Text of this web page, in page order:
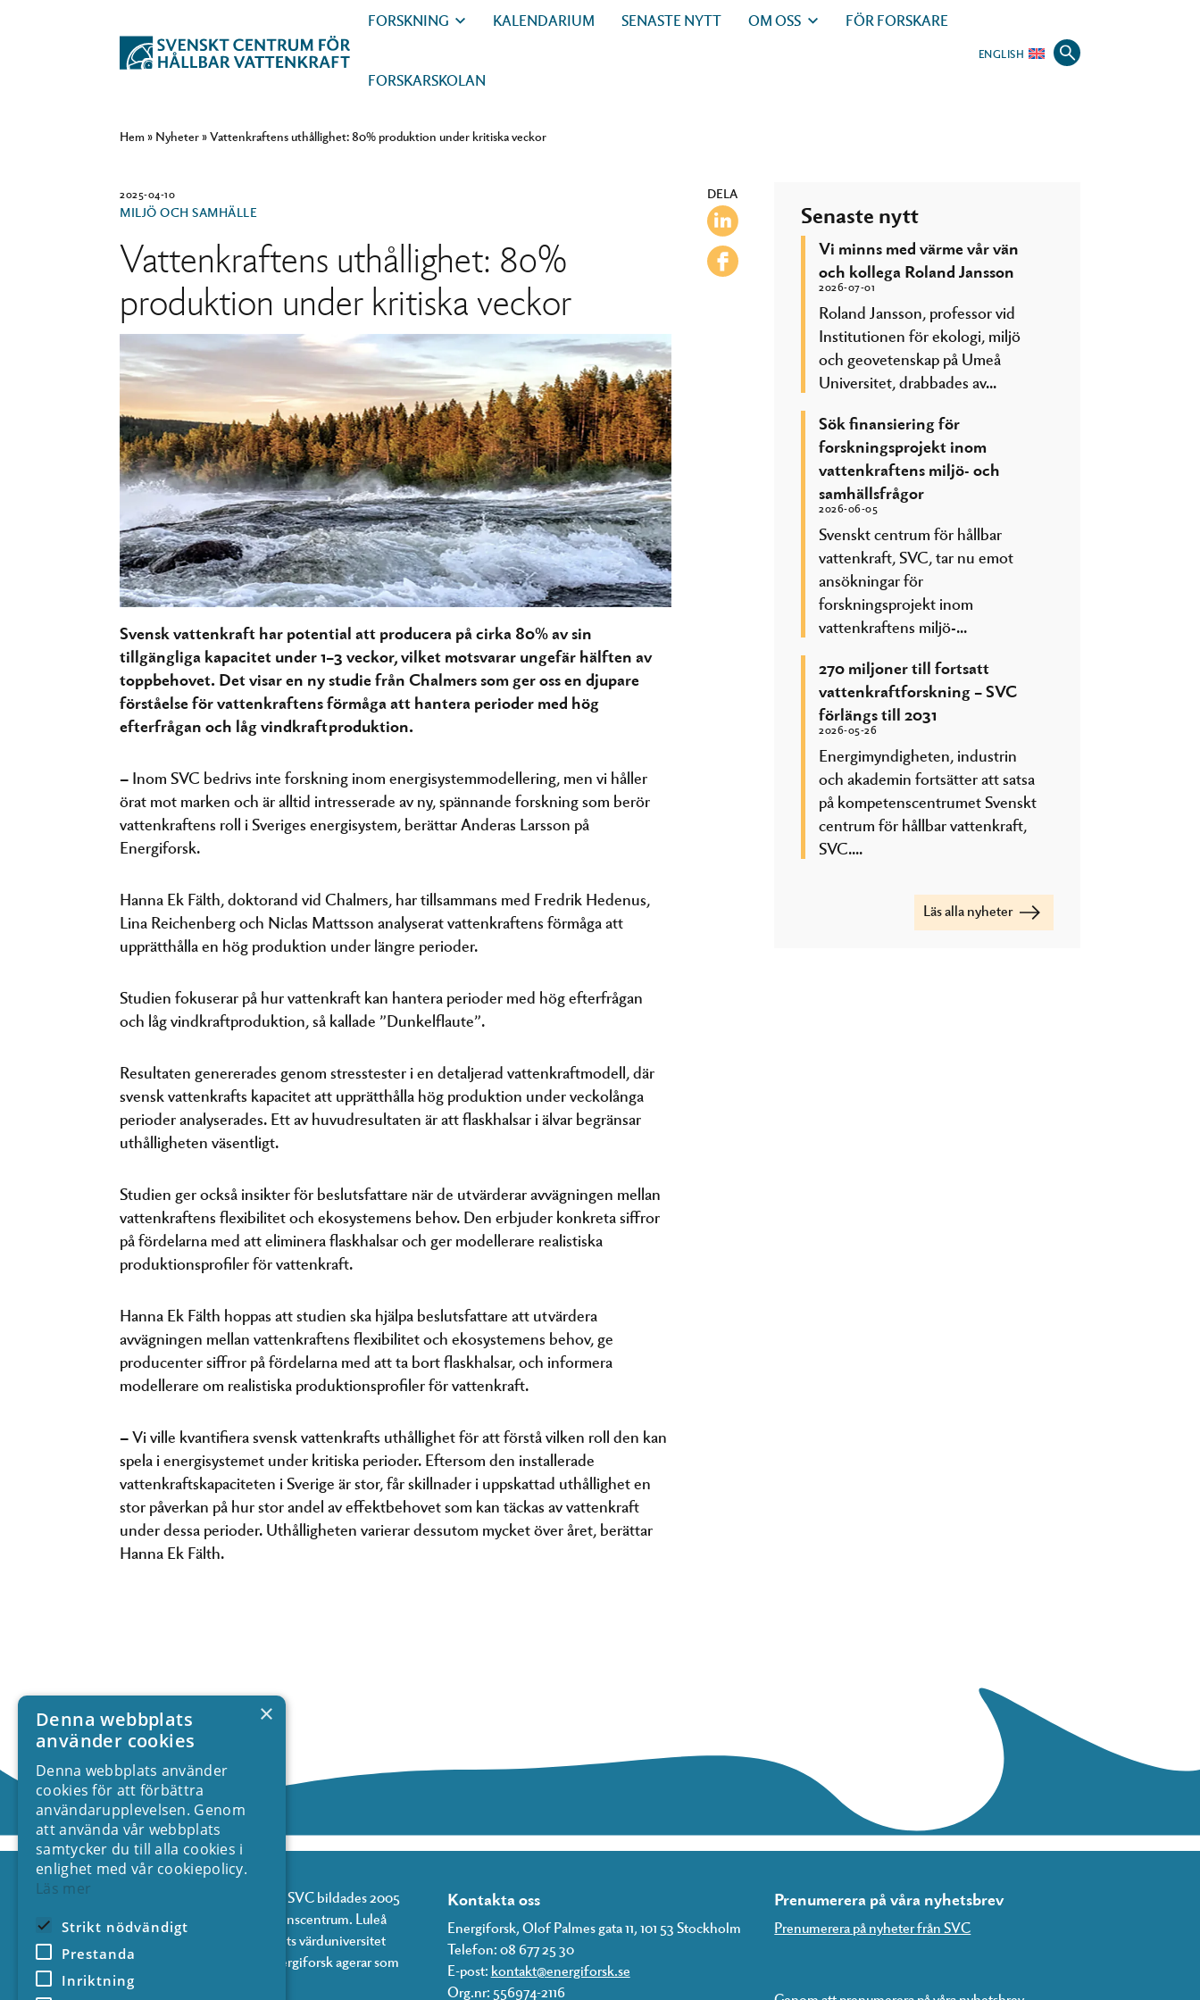
FORSKNING KALENDARIUM SENASTE NYTT OM OSS FÖR FORSKARE
FORSKARSKOLAN
ENGLISH
Hem» Nyheter»Vattenkraftens uthållighet: 80% produktion under kritiska veckor
2025-04-10
MILJÖ OCH SAMHÄLLE
Vattenkraftens uthållighet: 80%
produktion under kritiska veckor
Svensk vattenkraft har potential att producera på cirka 80% av sin
tillgängliga kapacitet under 1–3 veckor, vilket motsvarar ungefär hälften av
toppbehovet. Det visar en ny studie från Chalmers som ger oss en djupare
förståelse för vattenkraftens förmåga att hantera perioder med hög
efterfrågan och låg vindkraftproduktion.
– Inom SVC bedrivs inte forskning inom energisystemmodellering, men vi håller
örat mot marken och är alltid intresserade av ny, spännande forskning som berör
vattenkraftens roll i Sveriges energisystem, berättar Anderas Larsson på
Energiforsk.
Hanna Ek Fälth, doktorand vid Chalmers, har tillsammans med Fredrik Hedenus,
Lina Reichenberg och Niclas Mattsson analyserat vattenkraftens förmåga att
upprätthålla en hög produktion under längre perioder.
Studien fokuserar på hur vattenkraft kan hantera perioder med hög efterfrågan
och låg vindkraftproduktion, så kallade ”Dunkelflaute”.
Resultaten genererades genom stresstester i en detaljerad vattenkraftmodell, där
svensk vattenkrafts kapacitet att upprätthålla hög produktion under veckolånga
perioder analyserades. Ett av huvudresultaten är att flaskhalsar i älvar begränsar
uthålligheten väsentligt.
Studien ger också insikter för beslutsfattare när de utvärderar avvägningen mellan
vattenkraftens flexibilitet och ekosystemens behov. Den erbjuder konkreta siffror
på fördelarna med att eliminera flaskhalsar och ger modellerare realistiska
produktionsprofiler för vattenkraft.
Hanna Ek Fälth hoppas att studien ska hjälpa beslutsfattare att utvärdera
avvägningen mellan vattenkraftens flexibilitet och ekosystemens behov, ge
producenter siffror på fördelarna med att ta bort flaskhalsar, och informera
modellerare om realistiska produktionsprofiler för vattenkraft.
– Vi ville kvantifiera svensk vattenkrafts uthållighet för att förstå vilken roll den kan
spela i energisystemet under kritiska perioder. Eftersom den installerade
vattenkraftskapaciteten i Sverige är stor, får skillnader i uppskattad uthållighet en
stor påverkan på hur stor andel av effektbehovet som kan täckas av vattenkraft
under dessa perioder. Uthålligheten varierar dessutom mycket över året, berättar
Hanna Ek Fälth.
DELA
Senaste nytt
Vi minns med värme vår vän
och kollega Roland Jansson
2026-07-01
Roland Jansson, professor vid
Institutionen för ekologi, miljö
och geovetenskap på Umeå
Universitet, drabbades av...
Sök finansiering för
forskningsprojekt inom
vattenkraftens miljö- och
samhällsfrågor
2026-06-05
Svenskt centrum för hållbar
vattenkraft, SVC, tar nu emot
ansökningar för
forskningsprojekt inom
vattenkraftens miljö-...
270 miljoner till fortsatt
vattenkraftforskning – SVC
förlängs till 2031
2026-05-26
Energimyndigheten, industrin
och akademin fortsätter att satsa
på kompetenscentrumet Svenskt
centrum för hållbar vattenkraft,
SVC....
Läs alla nyheter
Svenskt vattenkraftcentrum, SVC bildades 2005
och är från 2018 ett kompetenscentrum. Luleå
tekniska universitet är centrets värduniversitet
och forskningsföretaget Energiforsk agerar som
centrumets koordinator.
Kontakta oss
Energiforsk, Olof Palmes gata 11, 101 53 Stockholm
Telefon: 08 677 25 30
E-post: kontakt@energiforsk.se
Org.nr: 556974-2116
Prenumerera på våra nyhetsbrev
Prenumerera på nyheter från SVC
×
Denna webbplats
använder cookies
Denna webbplats använder
cookies för att förbättra
användarupplevelsen. Genom
att använda vår webbplats
samtycker du till alla cookies i
enlighet med vår cookiepolicy.
Läs mer
Strikt nödvändigt
Prestanda
Inriktning